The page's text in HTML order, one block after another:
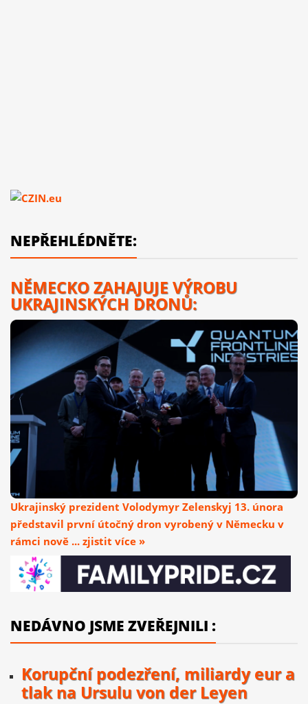
NEPŘEHLÉDNĚTE:
NĚMECKO ZAHAJUJE VÝROBU
UKRAJINSKÝCH DRONŮ:
Ukrajinský prezident Volodymyr Zelenskyj 13. února
představil první útočný dron vyrobený v Německu v
rámci nově ... zjistit více »
NEDÁVNO JSME ZVEŘEJNILI :
Korupční podezření, miliardy eur a
tlak na Ursulu von der Leyen